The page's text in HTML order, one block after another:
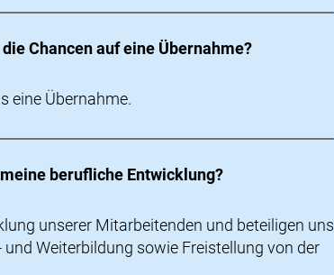
Chancen auf eine Übernahme?
eine Übernahme.
berufliche Entwicklung?
unserer Mitarbeitenden und beteiligen uns
Weiterbildung sowie Freistellung von der